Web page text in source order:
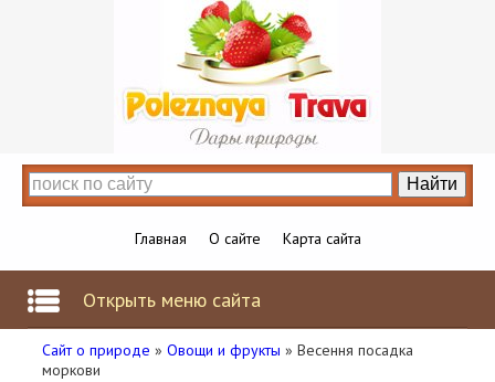
Главная О сайте Карта сайта
Открыть меню сайта
Сайт о природе » Овощи и фрукты » Весення посадка
моркови